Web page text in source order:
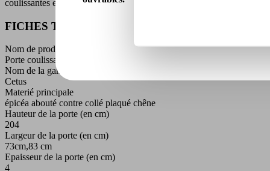
coulissantes et en bloc portes avec huisserie de 72 .
FICHES TECHNIQUE
Nom de produit
Porte coulissante chêne 4 panneaux
Nom de la gamme
Cetus
Materié principale
épicéa abouté contre collé plaqué chêne
Hauteur de la porte (en cm)
204
Largeur de la porte (en cm)
73cm,83 cm
Epaisseur de la porte (en cm)
4